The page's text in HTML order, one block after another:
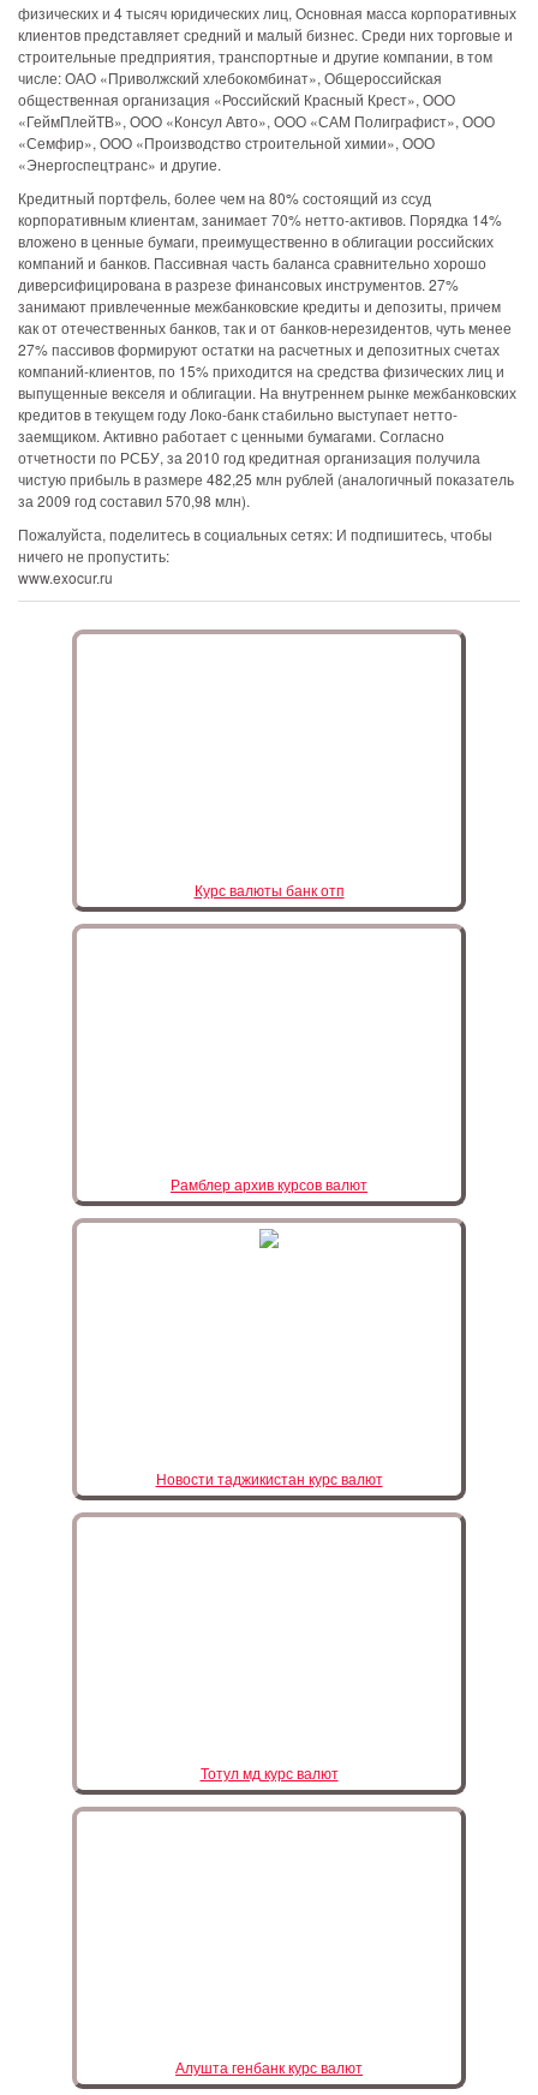
физических и 4 тысяч юридических лиц, Основная масса корпоративных
клиентов представляет средний и малый бизнес. Среди них торговые и
строительные предприятия, транспортные и другие компании, в том
числе: ОАО «Приволжский хлебокомбинат», Общероссийская
общественная организация «Российский Красный Крест», ООО
«ГеймПлейТВ», ООО «Консул Авто», ООО «САМ Полиграфист», ООО
«Семфир», ООО «Производство строительной химии», ООО
«Энергоспецтранс» и другие.
Кредитный портфель, более чем на 80% состоящий из ссуд
корпоративным клиентам, занимает 70% нетто-активов. Порядка 14%
вложено в ценные бумаги, преимущественно в облигации российских
компаний и банков. Пассивная часть баланса сравнительно хорошо
диверсифицирована в разрезе финансовых инструментов. 27%
занимают привлеченные межбанковские кредиты и депозиты, причем
как от отечественных банков, так и от банков-нерезидентов, чуть менее
27% пассивов формируют остатки на расчетных и депозитных счетах
компаний-клиентов, по 15% приходится на средства физических лиц и
выпущенные векселя и облигации. На внутреннем рынке межбанковских
кредитов в текущем году Локо-банк стабильно выступает нетто-
заемщиком. Активно работает с ценными бумагами. Согласно
отчетности по РСБУ, за 2010 год кредитная организация получила
чистую прибыль в размере 482,25 млн рублей (аналогичный показатель
за 2009 год составил 570,98 млн).
Пожалуйста, поделитесь в социальных сетях: И подпишитесь, чтобы
ничего не пропустить:
www.exocur.ru
Курс валюты банк отп
Рамблер архив курсов валют
Новости таджикистан курс валют
Тотул мд курс валют
Алушта генбанк курс валют